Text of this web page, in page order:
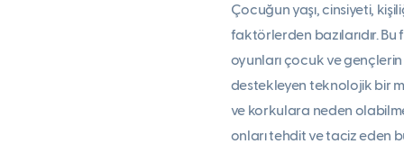
Çocuğun yaşı, cinsiyeti,
faktörlerden bazılarıdır.
oyunları çocuk ve gençlerin
destekleyen teknolojik bir
ve korkulara neden
onları tehdit ve taciz eden